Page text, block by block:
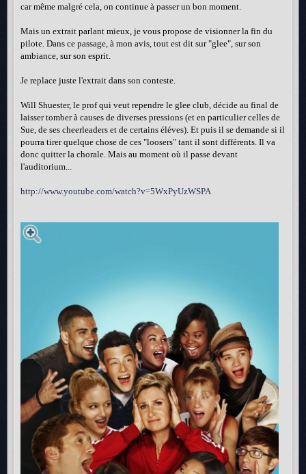
car même malgré cela, on continue à passer un bon moment.
Mais un extrait parlant mieux, je vous propose de visionner la fin du
pilote. Dans ce passage, à mon avis, tout est dit sur "glee", sur son
ambiance, sur son esprit.
Je replace juste l'extrait dans son conteste.
Will Shuester, le prof qui veut rependre le glee club, décide au final de
laisser tomber à causes de diverses pressions (et en particulier celles de
Sue, de ses cheerleaders et de certains éléves). Et puis il se demande si il
pourra tirer quelque chose de ces "loosers" tant il sont différents. Il va
donc quitter la chorale. Mais au moment où il passe devant
l'auditorium...
http://www.youtube.com/watch?v=5WxPyUzWSPA